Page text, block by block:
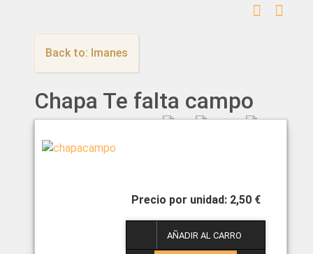
Back to: Imanes
Chapa Te falta campo
2,50 €